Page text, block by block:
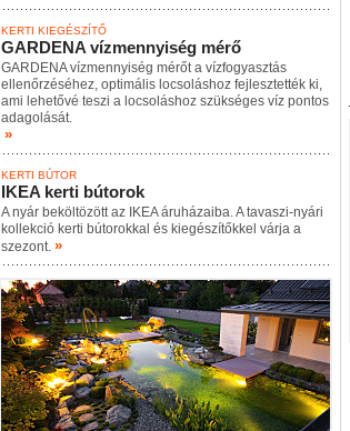
KERTI KIEGÉSZÍTŐ
GARDENA vízmennyiség mérő
GARDENA vízmennyiség mérőt a vízfogyasztás
ellenőrzéséhez, optimális locsoláshoz fejlesztették ki,
ami lehetővé teszi a locsoláshoz szükséges víz pontos
adagolását.
»
KERTI BÚTOR
IKEA kerti bútorok
A nyár beköltözött az IKEA áruházaiba. A tavaszi-nyári
kollekció kerti bútorokkal és kiegészítőkkel várja a
szezont. »